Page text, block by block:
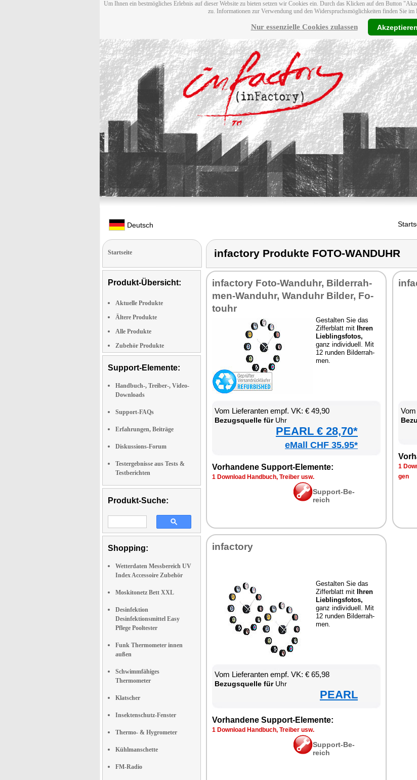
Um Ihnen ein bestmögliches Erlebnis auf dieser Website zu bieten setzen wir Cookies ein. Durch das Klicken auf den Button
zu. Informationen zur Verwendung und den Widerspruchsmöglichkeiten finden Sie im
Nur essenzielle Cookies zulassen Akzeptieren
Deutsch
Startseite
Produkt-Übersicht:
Aktuelle Produkte
Ältere Produkte
Alle Produkte
Zubehör Produkte
Support-Elemente:
Handbuch-, Treiber-, Video-
Downloads
Support-FAQs
Erfahrungen, Beiträge
Diskussions-Forum
Testergebnisse aus Tests &
Testberichten
Produkt-Suche:
Shopping:
Wetterdaten Messbereich UV
Index Accessoire Zubehör
Moskitonetz Bett XXL
Desinfektion
Desinfektionsmittel Easy
Pflege Pooltester
Funk Thermometer innen
außen
Schwimmfähiges
Thermometer
Klatscher
Insektenschutz-Fenster
Thermo- & Hygrometer
Kühlmanschette
FM-Radio
infactory Produkte FOTO-WANDUHR
in­fac­to­ry Fo­to-Wand­uhr, Bil­der­rah­
men-Wand­uhr, Wand­uhr Bil­der, Fo­
to­uhr
Ge­stal­ten Sie das
Zif­fer­blatt mit
Ih­ren
Lieb­lings­fo­tos,
ganz in­di­vi­du­ell. Mit
12 run­den Bil­der­rah­
men.
Vom Lie­fe­ran­ten empf. VK: € 49,90
Be­zugs­quel­le fürUhr
PEARL € 28,70*
eMall CHF 35.95*
Vor­han­de­ne Sup­port-Ele­men­te:
1 Down­load Hand­buch, Trei­ber usw.
Sup­port-Be­
reich
1
gen
in­fac­to­ry
Ge­stal­ten Sie das
Zif­fer­blatt mit
Ih­ren
Lieb­lings­fo­tos,
ganz in­di­vi­du­ell. Mit
12 run­den Bil­der­rah­
men.
Vom Lie­fe­ran­ten empf. VK: € 65,98
Be­zugs­quel­le fürUhr
PEARL
Vor­han­de­ne Sup­port-Ele­men­te:
1 Down­load Hand­buch, Trei­ber usw.
Sup­port-Be­
reich